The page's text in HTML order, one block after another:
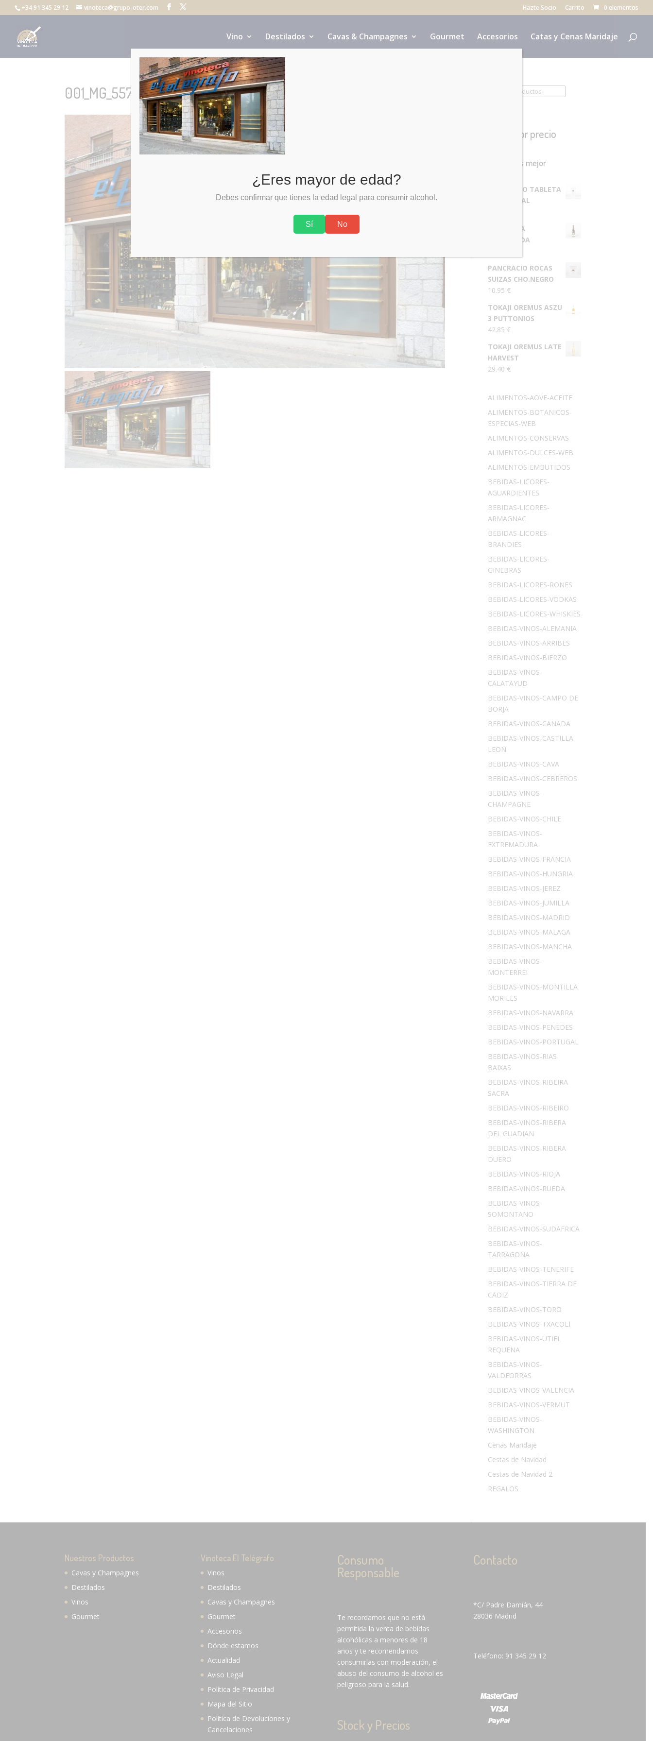
+34 91 345 29 12 vinoteca@grupo-oter.com Hazte Socio Carrito 0 elementos
Vino Destilados Cavas & Champagnes Gourmet Accesorios Catas y Cenas Maridaje
001_MG_5573
Filtrar por precio
Productos mejor
PANCRACIO TABLETA
FLOR DE SAL
TARSUS LA
DESPISTADA
PANCRACIO ROCAS
SUIZAS CHO.NEGRO
10.95 €
TOKAJI OREMUS ASZU
3 PUTTONIOS
42.85 €
TOKAJI OREMUS LATE
HARVEST
29.40 €
ALIMENTOS-AOVE-ACEITE
ALIMENTOS-BOTANICOS-
ESPECIAS-WEB
ALIMENTOS-CONSERVAS
ALIMENTOS-DULCES-WEB
ALIMENTOS-EMBUTIDOS
BEBIDAS-LICORES-
AGUARDIENTES
BEBIDAS-LICORES-
ARMAGNAC
BEBIDAS-LICORES-
BRANDIES
BEBIDAS-LICORES-
GINEBRAS
BEBIDAS-LICORES-RONES
BEBIDAS-LICORES-VODKAS
BEBIDAS-LICORES-WHISKIES
BEBIDAS-VINOS-ALEMANIA
BEBIDAS-VINOS-ARRIBES
BEBIDAS-VINOS-BIERZO
BEBIDAS-VINOS-
CALATAYUD
BEBIDAS-VINOS-CAMPO DE
BORJA
BEBIDAS-VINOS-CANADA
BEBIDAS-VINOS-CASTILLA
LEON
BEBIDAS-VINOS-CAVA
BEBIDAS-VINOS-CEBREROS
BEBIDAS-VINOS-
CHAMPAGNE
BEBIDAS-VINOS-CHILE
BEBIDAS-VINOS-
EXTREMADURA
BEBIDAS-VINOS-FRANCIA
BEBIDAS-VINOS-HUNGRIA
BEBIDAS-VINOS-JEREZ
BEBIDAS-VINOS-JUMILLA
BEBIDAS-VINOS-MADRID
BEBIDAS-VINOS-MALAGA
BEBIDAS-VINOS-MANCHA
BEBIDAS-VINOS-
MONTERREI
BEBIDAS-VINOS-MONTILLA
MORILES
BEBIDAS-VINOS-NAVARRA
BEBIDAS-VINOS-PENEDES
BEBIDAS-VINOS-PORTUGAL
BEBIDAS-VINOS-RIAS
BAIXAS
BEBIDAS-VINOS-RIBEIRA
SACRA
BEBIDAS-VINOS-RIBEIRO
BEBIDAS-VINOS-RIBERA
DEL GUADIAN
BEBIDAS-VINOS-RIBERA
DUERO
BEBIDAS-VINOS-RIOJA
BEBIDAS-VINOS-RUEDA
BEBIDAS-VINOS-
SOMONTANO
BEBIDAS-VINOS-SUDAFRICA
BEBIDAS-VINOS-
TARRAGONA
BEBIDAS-VINOS-TENERIFE
BEBIDAS-VINOS-TIERRA DE
CADIZ
BEBIDAS-VINOS-TORO
BEBIDAS-VINOS-TXACOLI
BEBIDAS-VINOS-UTIEL
REQUENA
BEBIDAS-VINOS-
VALDEORRAS
BEBIDAS-VINOS-VALENCIA
BEBIDAS-VINOS-VERMUT
BEBIDAS-VINOS-
WASHINGTON
Cenas Maridaje
Cestas de Navidad
Cestas de Navidad 2
REGALOS
Nuestros Productos
Cavas y Champagnes
Destilados
Vinos
Gourmet
Vinoteca El Telégrafo
Vinos
Destilados
Cavas y Champagnes
Gourmet
Accesorios
Dónde estamos
Actualidad
Aviso Legal
Política de Privacidad
Mapa del Sitio
Política de Devoluciones y
Cancelaciones
Consumo
Responsable
Te recordamos que no está
permitida la venta de bebidas
alcohólicas a menores de 18
años y te recomendamos
consumirlas con moderación, el
abuso del consumo de alcohol es
peligroso para la salud.
Stock y Precios
Contacto
*C/ Padre Damián, 44
28036 Madrid
Teléfono: 91 345 29 12
¿Eres mayor de edad?
Debes confirmar que tienes la edad legal para consumir alcohol.
Sí No